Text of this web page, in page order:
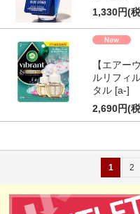
1,330円(
【エアー
ルリフィ
タル [a-]
2,690円(
1 2